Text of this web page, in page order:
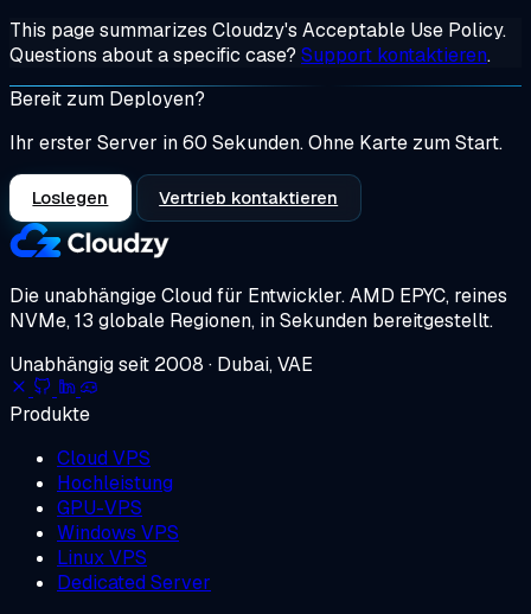
This page summarizes Cloudzy's Acceptable Use Policy.
Questions about a specific case? Support kontaktieren.
Bereit zum Deployen?
Ihr erster Server in 60 Sekunden. Ohne Karte zum Start.
Loslegen Vertrieb kontaktieren
Die unabhängige Cloud für Entwickler.AMD EPYC, reines
NVMe, 13 globale Regionen, in Sekunden bereitgestellt.
Unabhängig seit 2008 · Dubai, VAE
Produkte
Cloud VPS
Hochleistung
GPU-VPS
Windows VPS
Linux VPS
Dedicated Server